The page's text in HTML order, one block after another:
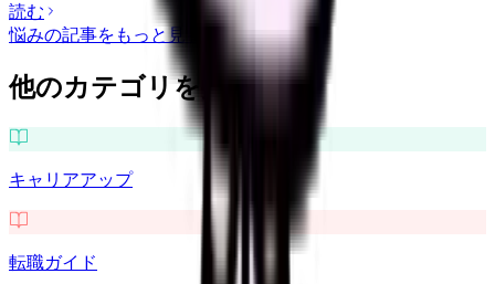
読む
悩みの記事をもっと見る
他のカテゴリを探す
キャリアアップ
転職ガイド